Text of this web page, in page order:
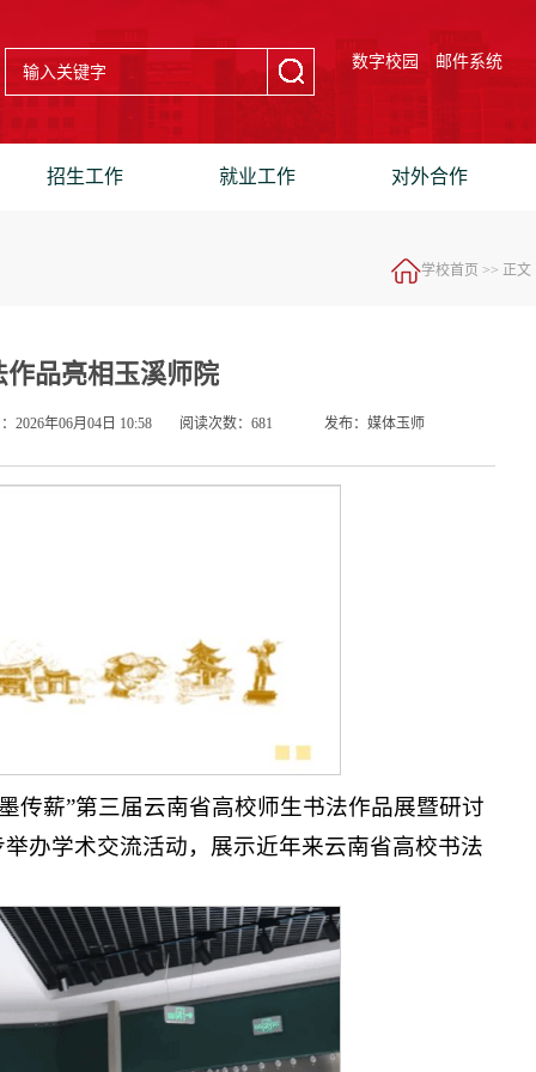
数字校园 邮件系统
招生工作 就业工作 对外合作
学校首页 >> 正文
品亮相玉溪师院
2026年06月04日 10:58 阅读次数： 681 发布：媒体玉师
传薪”第三届云南省高校师生书法作品展暨研讨
办学术交流活动，展示近年来云南省高校书法